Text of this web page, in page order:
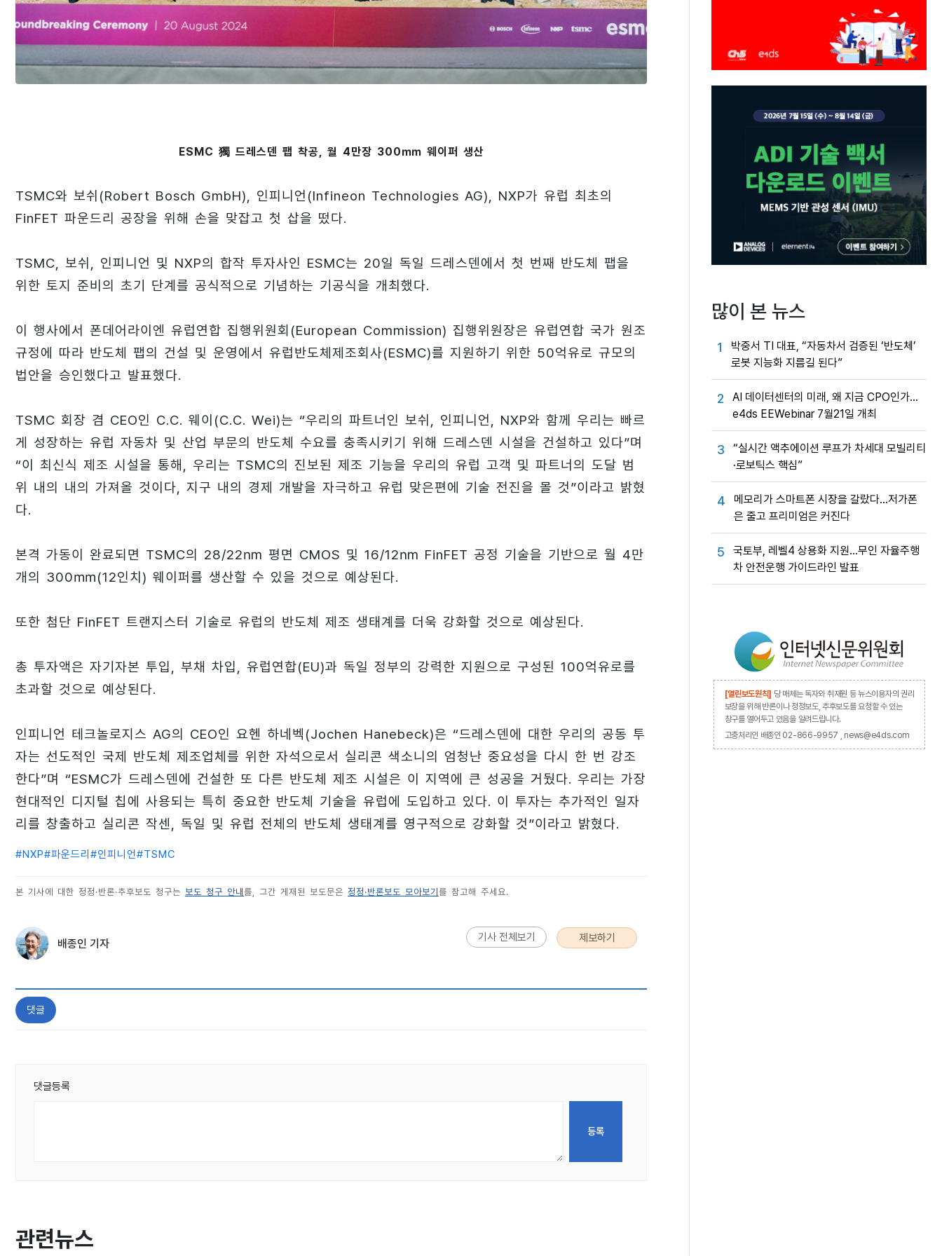
ESMC 獨 드레스덴 팹 착공, 월 4만장 300㎜ 웨이퍼 생산
TSMC와 보쉬(Robert Bosch GmbH), 인피니언(Infineon Technologies AG), NXP가 유럽 최초의
FinFET 파운드리 공장을 위해 손을 맞잡고 첫 삽을 떴다.
TSMC, 보쉬, 인피니언 및 NXP의 합작 투자사인 ESMC는 20일 독일 드레스덴에서 첫 번째 반도체 팹을
위한 토지 준비의 초기 단계를 공식적으로 기념하는 기공식을 개최했다.
이 행사에서 폰데어라이엔 유럽연합 집행위원회(European Commission) 집행위원장은 유럽연합 국가 원조
규정에 따라 반도체 팹의 건설 및 운영에서 유럽반도체제조회사(ESMC)를 지원하기 위한 50억유로 규모의
법안을 승인했다고 발표했다.
TSMC 회장 겸 CEO인 C.C. 웨이(C.C. Wei)는 “우리의 파트너인 보쉬, 인피니언, NXP와 함께 우리는 빠르
게 성장하는 유럽 자동차 및 산업 부문의 반도체 수요를 충족시키기 위해 드레스덴 시설을 건설하고 있다”며
“이 최신식 제조 시설을 통해, 우리는 TSMC의 진보된 제조 기능을 우리의 유럽 고객 및 파트너의 도달 범
위 내의 내의 가져올 것이다, 지구 내의 경제 개발을 자극하고 유럽 맞은편에 기술 전진을 몰 것”이라고 밝혔
다.
본격 가동이 완료되면 TSMC의 28/22㎚ 평면 CMOS 및 16/12㎚ FinFET 공정 기술을 기반으로 월 4만
개의 300㎜(12인치) 웨이퍼를 생산할 수 있을 것으로 예상된다.
또한 첨단 FinFET 트랜지스터 기술로 유럽의 반도체 제조 생태계를 더욱 강화할 것으로 예상된다.
총 투자액은 자기자본 투입, 부채 차입, 유럽연합(EU)과 독일 정부의 강력한 지원으로 구성된 100억유로를
초과할 것으로 예상된다.
인피니언 테크놀로지스 AG의 CEO인 요헨 하네벡(Jochen Hanebeck)은 “드레스덴에 대한 우리의 공동 투
자는 선도적인 국제 반도체 제조업체를 위한 자석으로서 실리콘 색소니의 엄청난 중요성을 다시 한 번 강조
한다”며 “ESMC가 드레스덴에 건설한 또 다른 반도체 제조 시설은 이 지역에 큰 성공을 거뒀다. 우리는 가장
현대적인 디지털 칩에 사용되는 특히 중요한 반도체 기술을 유럽에 도입하고 있다. 이 투자는 추가적인 일자
리를 창출하고 실리콘 작센, 독일 및 유럽 전체의 반도체 생태계를 영구적으로 강화할 것”이라고 밝혔다.
#NXP#파운드리 #인피니언#TSMC
본 기사에 대한 정정·반론·추후보도 청구는 보도 청구 안내 를, 그간 게재된 보도문은 정정·반론보도 모아보기 를 참고해 주세요.
배종인 기자 기사 전체보기 제보하기
댓글
댓글등록
관련뉴스
많이 본 뉴스
1
박중서 TI 대표, “자동차서 검증된 ‘반도체’
로봇 지능화 지름길 된다”
2
AI 데이터센터의 미래, 왜 지금 CPO인가…
e4ds EEWebinar 7월21일 개최
3
“실시간 액추에이션 루프가 차세대 모빌리티
·로보틱스 핵심”
4
메모리가 스마트폰 시장을 갈랐다…저가폰
은 줄고 프리미엄은 커진다
5
국토부, 레벨4 상용화 지원…무인 자율주행
차 안전운행 가이드라인 발표
[열린보도원칙] 당 매체는 독자와 취재원 등 뉴스이용자의 권리
보장을 위해 반론이나 정정보도, 추후보도를 요청할 수 있는
창구를 열어두고 있음을 알려드립니다.
고충처리인 배종인 02-866-9957 , news@e4ds.com